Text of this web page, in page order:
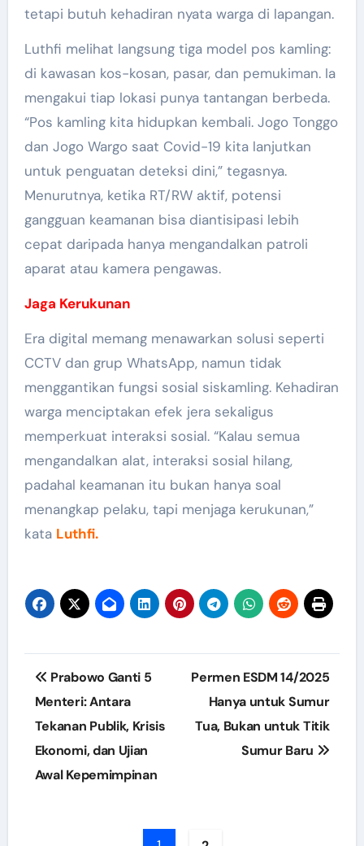
tetapi butuh kehadiran nyata warga di lapangan.
Luthfi melihat langsung tiga model pos kamling:
di kawasan kos-kosan, pasar, dan pemukiman. Ia
mengakui tiap lokasi punya tantangan berbeda.
“Pos kamling kita hidupkan kembali. Jogo Tonggo
dan Jogo Wargo saat Covid-19 kita lanjutkan
untuk penguatan deteksi dini,” tegasnya.
Menurutnya, ketika RT/RW aktif, potensi
gangguan keamanan bisa diantisipasi lebih
cepat daripada hanya mengandalkan patroli
aparat atau kamera pengawas.
Jaga Kerukunan
Era digital memang menawarkan solusi seperti
CCTV dan grup WhatsApp, namun tidak
menggantikan fungsi sosial siskamling. Kehadiran
warga menciptakan efek jera sekaligus
memperkuat interaksi sosial. “Kalau semua
mengandalkan alat, interaksi sosial hilang,
padahal keamanan itu bukan hanya soal
menangkap pelaku, tapi menjaga kerukunan,”
kata Luthfi.
Post
navigation
Prabowo Ganti 5
Menteri: Antara
Tekanan Publik, Krisis
Ekonomi, dan Ujian
Awal Kepemimpinan
Permen ESDM 14/2025
Hanya untuk Sumur
Tua, Bukan untuk Titik
Sumur Baru